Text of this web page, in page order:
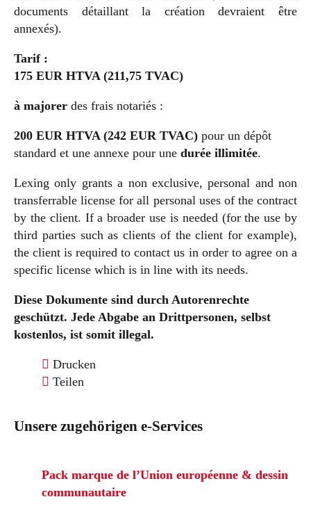
documents détaillant la création devraient être
annexés).
Tarif :
175 EUR HTVA (211,75 TVAC)
à majorer des frais notariés :
200 EUR HTVA (242 EUR TVAC) pour un dépôt
standard et une annexe pour une durée illimitée.
Lexing only grants a non exclusive, personal and non
transferrable license for all personal uses of the contract
by the client. If a broader use is needed (for the use by
third parties such as clients of the client for example),
the client is required to contact us in order to agree on a
specific license which is in line with its needs.
Diese Dokumente sind durch Autorenrechte
geschützt. Jede Abgabe an Drittpersonen, selbst
kostenlos, ist somit illegal.
Drucken
Teilen
Unsere zugehörigen e-Services
Pack marque de l’Union européenne & dessin
communautaire